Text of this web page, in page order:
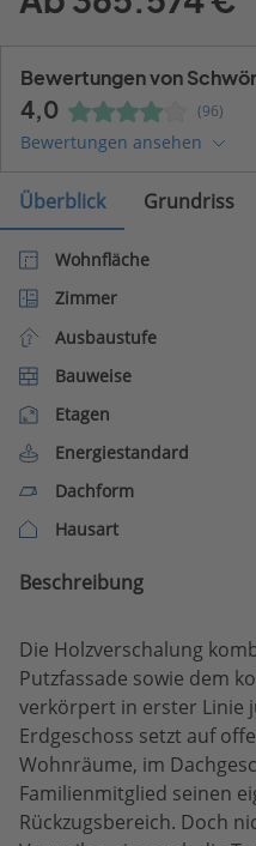
Bewertungen von
4,0 (96)
Bewertungen ansehen
Überblick Grundriss
Wohnfläche
Zimmer
Ausbaustufe
Bauweise
Etagen
Energiestandard
Dachform
Hausart
Beschreibung
Die Holzverschalung
Putzfassade sowie dem
verkörpert in erster Linie
Erdgeschoss setzt auf
Wohnräume, im
Familienmitglied seinen
Rückzugsbereich. Doch